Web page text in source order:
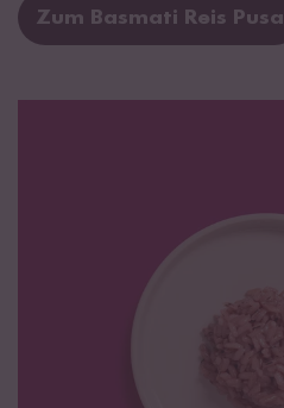
Zum Basmati Reis Pusa